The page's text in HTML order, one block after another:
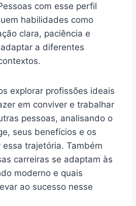
com esse perfil
habilidades como
clara, paciência e
a diferentes
explorar profissões ideais
em conviver e trabalhar
pessoas, analisando o
seus benefícios e os
trajetória. Também
carreiras se adaptam às
moderno e quais
ao sucesso nesse